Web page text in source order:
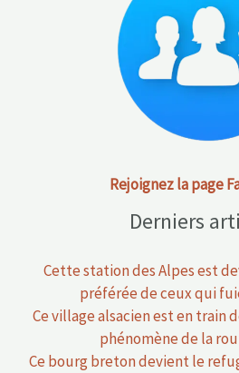
Rejoignez la page
Derniers
Cette station des Alpes est
préférée de ceux qui
Ce village alsacien est en train
phénomène de la
Ce bourg breton devient le